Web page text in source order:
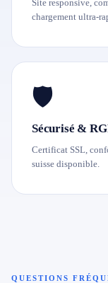
Site responsive,
chargement ultra-
🛡️
Sécurisé &
Certificat SSL,
suisse disponible.
QUESTIONS